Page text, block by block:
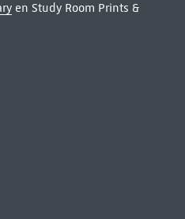
en Study Room Prints &